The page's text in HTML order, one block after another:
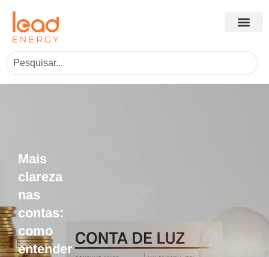
Mais
clareza
nas
contas:
como
entender